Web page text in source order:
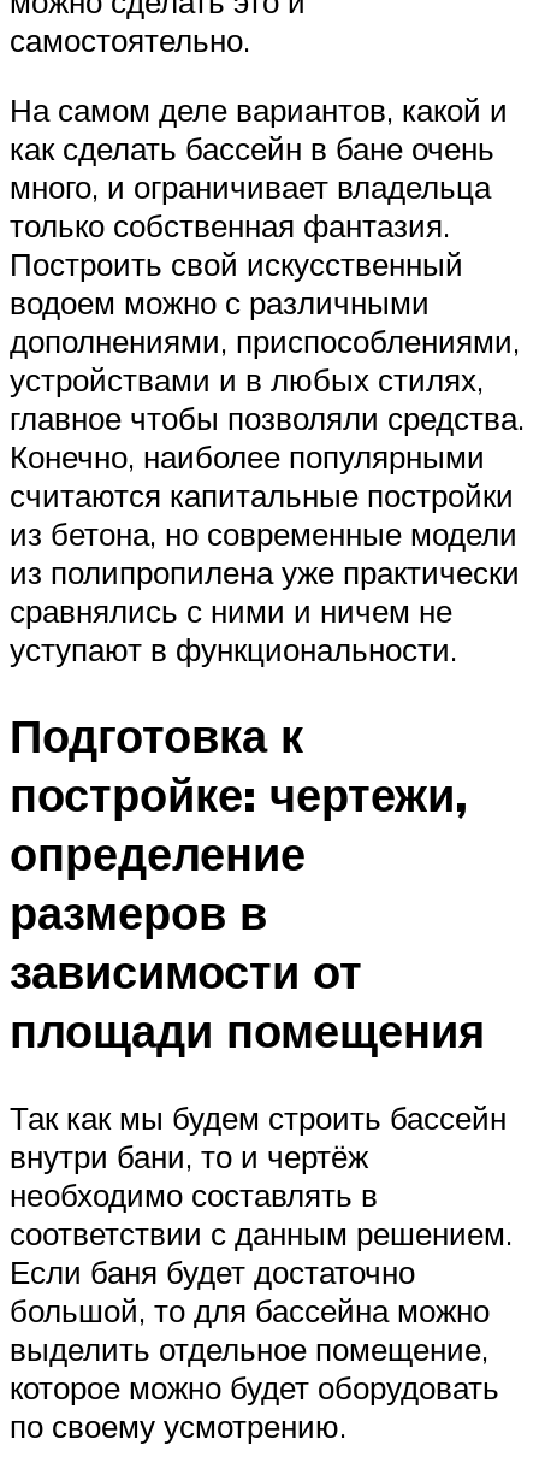
самостоятельно.
На самом деле вариантов, какой и
как сделать бассейн в бане очень
много, и ограничивает владельца
только собственная фантазия.
Построить свой искусственный
водоем можно с различными
дополнениями, приспособлениями,
устройствами и в любых стилях,
главное чтобы позволяли средства.
Конечно, наиболее популярными
считаются капитальные постройки
из бетона, но современные модели
из полипропилена уже практически
сравнялись с ними и ничем не
уступают в функциональности.
Подготовка к
постройке: чертежи,
определение
размеров в
зависимости от
площади помещения
Так как мы будем строить бассейн
внутри бани, то и чертёж
необходимо составлять в
соответствии с данным решением.
Если баня будет достаточно
большой, то для бассейна можно
выделить отдельное помещение,
которое можно будет оборудовать
по своему усмотрению.